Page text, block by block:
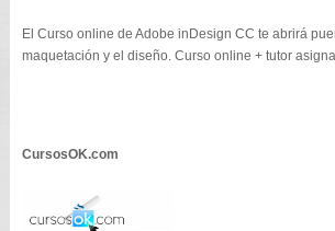
El Curso online de Adobe inDesign CC te abrirá
maquetación y el diseño. Curso online + tutor
CursosOK.com